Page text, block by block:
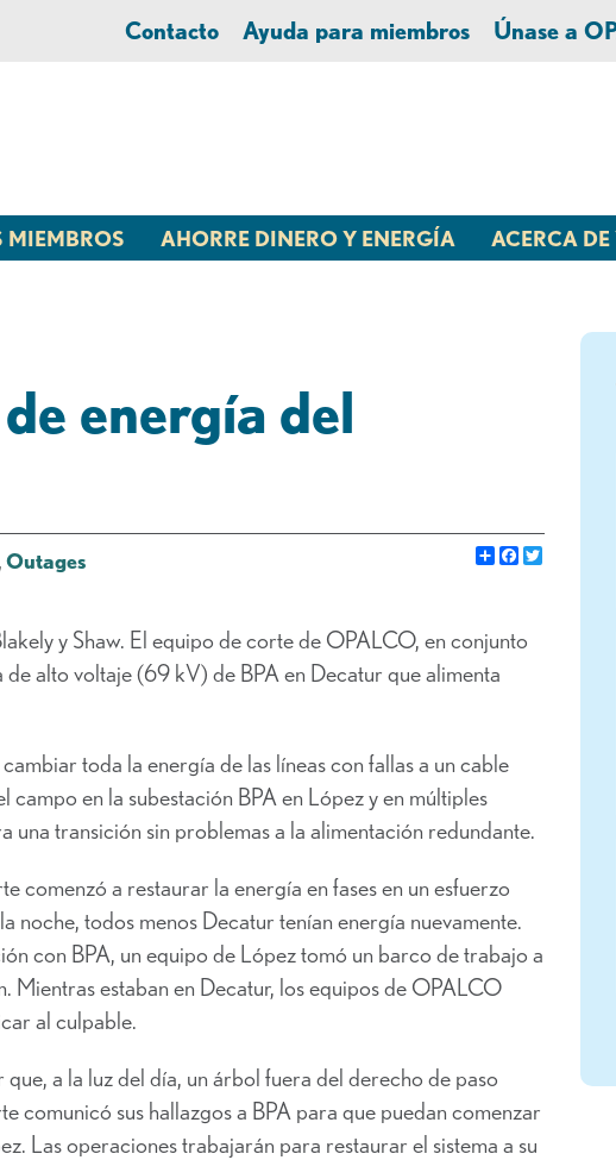
Contacto Ayuda para miembros Únase a
MIEMBROS AHORRE DINERO Y ENERGÍA ACERCA
energía del
Outages ShareFacebook
Gorjeo
y Shaw. El equipo de corte de OPALCO, en conjunto
alto voltaje (69 kV) de BPA en Decatur que alimenta
toda la energía de las líneas con fallas a un cable
campo en la subestación BPA en López y en múltiples
transición sin problemas a la alimentación redundante.
comenzó a restaurar la energía en fases en un esfuerzo
noche, todos menos Decatur tenían energía nuevamente.
con BPA, un equipo de López tomó un barco de trabajo a
Mientras estaban en Decatur, los equipos de OPALCO
al culpable.
a la luz del día, un árbol fuera del derecho de paso
comunicó sus hallazgos a BPA para que puedan comenzar
Las operaciones trabajarán para restaurar el sistema a su